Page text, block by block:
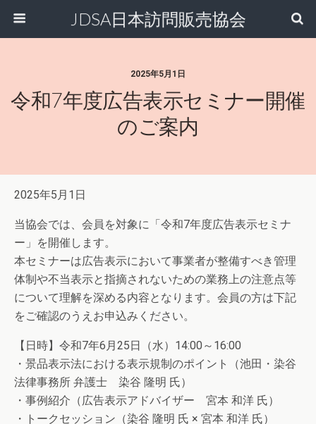
JDSA日本訪問販売協会
2025年5月1日
令和7年度広告表示セミナー開催
のご案内
2025年5月1日
当協会では、会員を対象に「令和7年度広告表示セミナ
ー」を開催します。
本セミナーは広告表示において事業者が整備すべき管理
体制や不当表示と指摘されないための業務上の注意点等
について理解を深める内容となります。会員の方は下記
をご確認のうえお申込みください。
【日時】令和7年6月25日（水）14:00～16:00
・景品表示法における表示規制のポイント（池田・染谷
法律事務所 弁護士 染谷 隆明 氏）
・事例紹介（広告表示アドバイザー 宮本 和洋 氏）
・トークセッション（染谷 隆明 氏 × 宮本 和洋 氏）